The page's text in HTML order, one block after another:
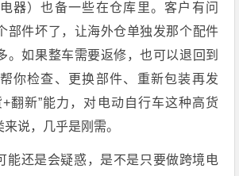
器）也备一些在仓库里。客户有问
部件坏了，让海外仓单独发那个配件
。如果整车需要返修，也可以退回到
你检查、更换部件、重新包装再发
翻新”能力，对电动自行车这种高货
说，几乎是刚需。
能还是会疑惑，是不是只要做跨境电